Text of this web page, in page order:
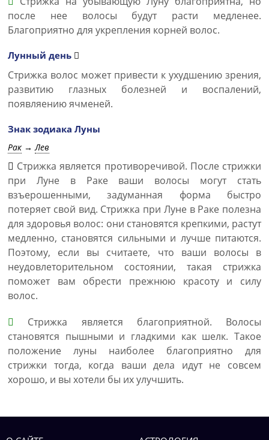
после нее волосы будут расти медленее.
Благоприятно для укрепления корней волос.
Лунный день
Стрижка волос может привести к ухудшению зрения,
развитию глазных болезней и воспалений,
появляению ячменей.
Знак зодиака Луны
Рак →Лев
Стрижка является противоречивой. После стрижки
при Луне в Раке ваши волосы могут стать
взъерошенными, задуманная форма быстро
потеряет свой вид. Стрижка при Луне в Раке полезна
для здоровья волос: они становятся крепкими, растут
медленно, становятся сильными и лучше питаются.
Поэтому, если вы считаете, что ваши волосы в
неудовлеторительном состоянии, такая стрижка
поможет вам обрести прежнюю красоту и силу
волос.
Стрижка является благоприятной. Волосы
становятся пышными и гладкими как шелк. Такое
положение луны наиболее благоприятно для
стрижки тогда, когда ваши дела идут не совсем
хорошо, и вы хотели бы их улучшить.